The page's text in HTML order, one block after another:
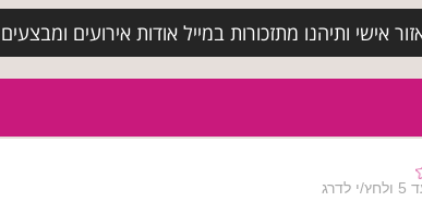
ותיהנו מתזכורות במייל אודות אירועים ומבצעים